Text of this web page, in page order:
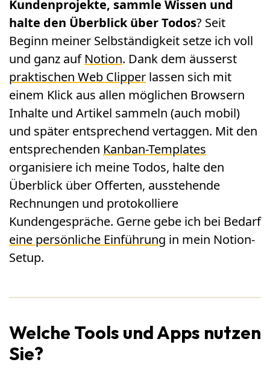
Kundenprojekte, sammle Wissen und
halte den Überblick über Todos? Seit
Beginn meiner Selbständigkeit setze ich voll
und ganz auf Notion. Dank dem äusserst
praktischen Web Clipper lassen sich mit
einem Klick aus allen möglichen Browsern
Inhalte und Artikel sammeln (auch mobil)
und später entsprechend vertaggen. Mit den
entsprechenden Kanban-Templates
organisiere ich meine Todos, halte den
Überblick über Offerten, ausstehende
Rechnungen und protokolliere
Kundengespräche. Gerne gebe ich bei Bedarf
eine persönliche Einführung in mein Notion-
Setup.
Welche Tools und Apps nutzen
Sie?